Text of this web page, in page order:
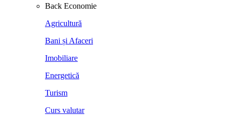
Back Economie
Agricultură
Bani și Afaceri
Imobiliare
Energetică
Turism
Curs valutar